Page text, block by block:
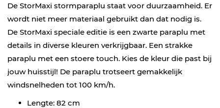
De StorMaxi stormparaplu staat voor duurzaamheid. Er
wordt niet meer materiaal gebruikt dan dat nodig is.
De StorMaxi speciale editie is een zwarte paraplu met
details in diverse kleuren verkrijgbaar. Een strakke
paraplu met een stoere touch. Kies de kleur die past bij
jouw huisstijl! De paraplu trotseert gemakkelijk
windsnelheden tot 100 km/h.
Lengte: 82 cm